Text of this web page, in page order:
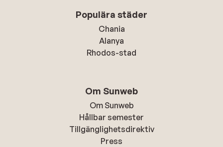
Populära städer
Chania
Alanya
Rhodos-stad
Om Sunweb
Om Sunweb
Hållbar semester
Tillgänglighetsdirektiv
Press